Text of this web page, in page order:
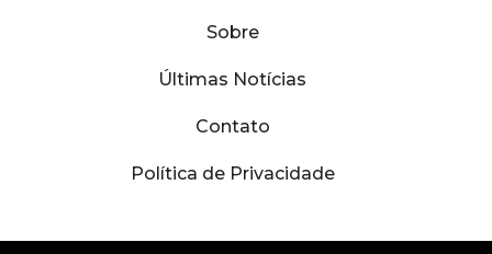
Sobre
Últimas Notícias
Contato
Política de Privacidade